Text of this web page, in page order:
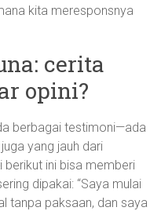
kita meresponsnya
cerita
opini?
berbagai testimoni—ada
yang jauh dari
ini bisa memberi
dipakai: “Saya mulai
tanpa paksaan, dan saya